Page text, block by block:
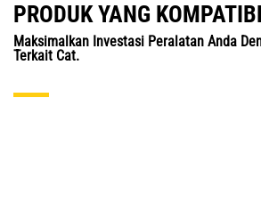
PRODUK YANG
Maksimalkan Investasi Peralatan Anda
Terkait Cat.